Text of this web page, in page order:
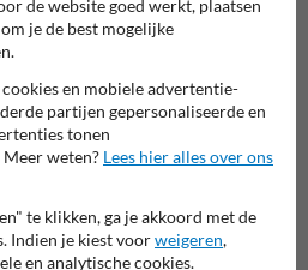
serie)
de website goed werkt, plaatsen
je de best mogelijke
en mobiele advertentie-
partijen gepersonaliseerde en
tonen
weten? Lees hier alles over ons
te klikken, ga je akkoord met de
Indien je kiest voorweigeren,
en analytische cookies.